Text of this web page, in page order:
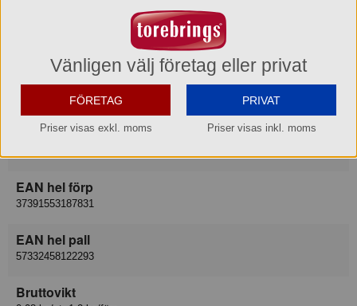
Lev art nr
EAN del förp
EAN hel förp
37391553187831
EAN hel pall
57332458122293
Bruttovikt
Vänligen välj företag eller privat
FÖRETAG
Priser visas exkl. moms
PRIVAT
Priser visas inkl. moms